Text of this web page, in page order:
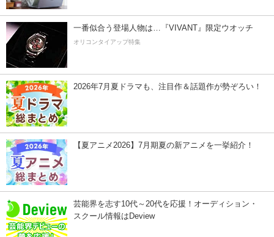
一番似合う登場人物は…『VIVANT』限定ウオッチ
オリコンタイアップ特集
2026年7月夏ドラマも、注目作＆話題作が勢ぞろい！
【夏アニメ2026】7月期夏の新アニメを一挙紹介！
芸能界を志す10代～20代を応援！オーディション・
スクール情報はDeview